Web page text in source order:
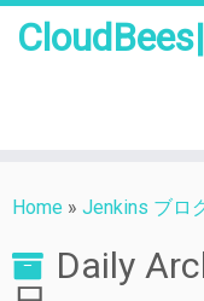
toHome » Jenkins ブロ
Daily